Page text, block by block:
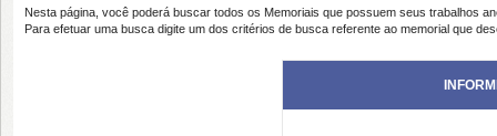
Nesta página, você poderá buscar todos os Memoriais que possuem seus trabalhos
Para efetuar uma busca digite um dos critérios de busca referente ao memorial que